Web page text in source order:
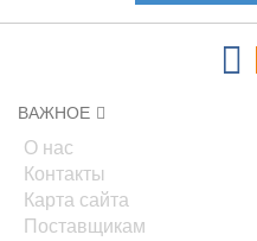
ВАЖНОЕ
О нас
Контакты
Карта сайта
Поставщикам